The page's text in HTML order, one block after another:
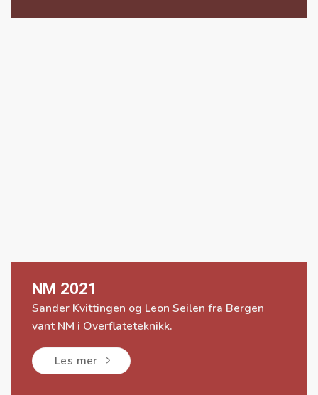
NM 2021
Sander Kvittingen og Leon Seilen fra Bergen
vant NM i Overflateteknikk.
Les mer